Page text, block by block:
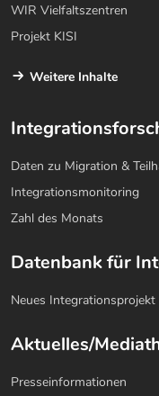
WIR Vielfaltszentren
Projekt KISI
Weitere Inhalte
Daten zu Migration &
Integrationsmonitoring
Zahl des Monats
Datenbank für
Neues Integrationsprojekt
Aktuelles/
Presseinformationen